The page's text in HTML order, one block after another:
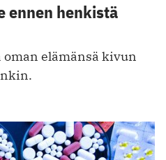
ennen henkistä
oman elämänsä kivun